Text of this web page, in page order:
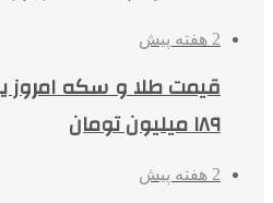
2 هفته پیش
قیمت طلا و سکه امروز
۱۸۹ میلیون تومان
2 هفته پیش